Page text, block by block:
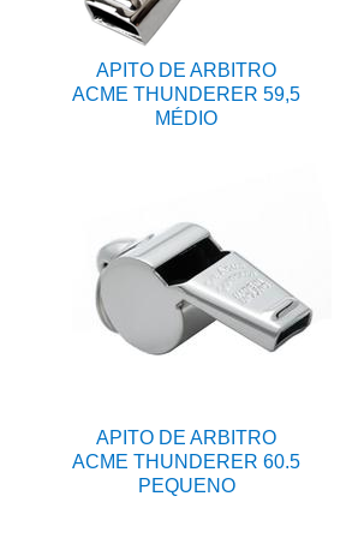
APITO DE ARBITRO
ACME THUNDERER 59,5
MÉDIO
APITO DE ARBITRO
ACME THUNDERER 60.5
PEQUENO